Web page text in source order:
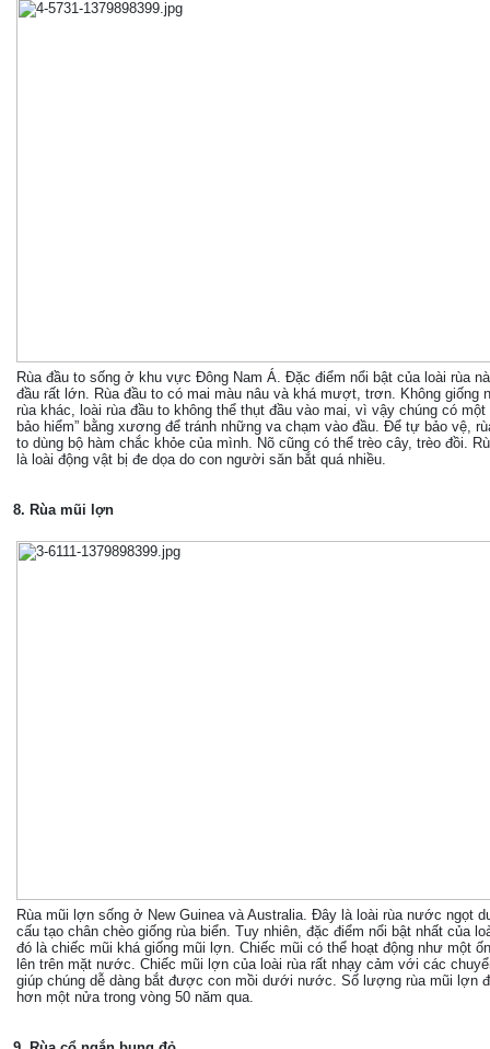
Rùa đầu to sống ở khu vực Đông Nam Á. Đặc điểm nổi bật của loài rùa
đầu rất lớn. Rùa đầu to có mai màu nâu và khá mượt, trơn. Không giống
rùa khác, loài rùa đầu to không thể thụt đầu vào mai, vì vậy chúng có một
bảo hiểm” bằng xương để tránh những va chạm vào đầu. Để tự bảo vệ,
to dùng bộ hàm chắc khỏe của mình. Nõ cũng có thể trèo cây, trèo đồi.
là loài động vật bị đe dọa do con người săn bắt quá nhiều.
8. Rùa mũi lợn
Rùa mũi lợn sống ở New Guinea và Australia. Đây là loài rùa nước ngọt
cấu tạo chân chèo giống rùa biển. Tuy nhiên, đặc điểm nổi bật nhất của
đó là chiếc mũi khá giống mũi lợn. Chiếc mũi có thể hoạt động như một
lên trên mặt nước. Chiếc mũi lợn của loài rùa rất nhạy cảm với các
giúp chúng dễ dàng bắt được con mồi dưới nước. Số lượng rùa mũi lợn
hơn một nửa trong vòng 50 năm qua.